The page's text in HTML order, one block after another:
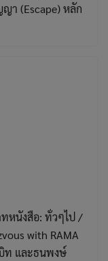
า (Escape) หลัก
ทหนังสือ: ทั่วๆไป /
with RAMA
ท และธนพงษ์